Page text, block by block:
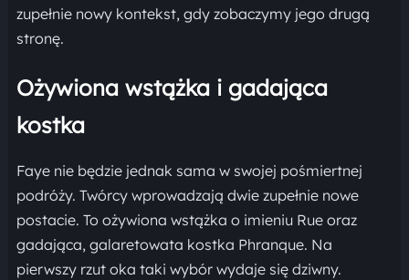
zupełnie nowy kontekst, gdy zobaczymy jego drugą
stronę.
Ożywiona wstążka i gadająca
kostka
Faye nie będzie jednak sama w swojej pośmiertnej
podróży. Twórcy wprowadzają dwie zupełnie nowe
postacie. To ożywiona wstążka o imieniu Rue oraz
gadająca, galaretowata kostka Phranque. Na
pierwszy rzut oka taki wybór wydaje się dziwny.